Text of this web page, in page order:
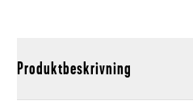
Produktbeskrivning